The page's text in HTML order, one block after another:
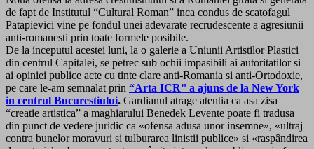
de fapt de Institutul “Cultural Roman” inca condus de scatofagul
Patapievici vine pe fondul unei adevarate recrudescente a agresiunii
anti-romanesti prin toate formele posibile.
De la inceputul acestei luni, la o galerie a Uniunii Artistilor Plastici
din centrul Capitalei, se petrec sub ochii impasibili ai autoritatilor si
ai opiniei publice acte cu tinte clare anti-Romania si anti-Ortodoxie,
pe care le-am semnalat prin “Arta ICR” a ajuns de la New York
in centrul Bucurestiului. Gardianul atrage atentia ca asa zisa
“creatie artistica” a maghiarului Benedek Levente poate fi tradusa
din punct de vedere juridic ca «ofensa adusa unor insemne», «ultraj
contra bunelor moravuri si tulburarea linistii publice» si «raspândirea